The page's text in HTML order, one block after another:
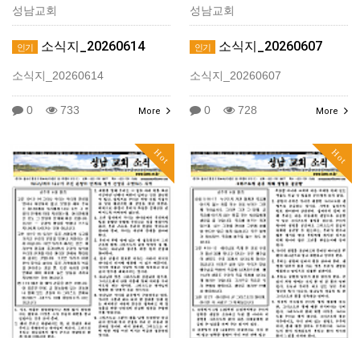
성남교회
인기 소식지_20260614
소식지_20260614
0 733 More
성남교회
인기 소식지_20260607
소식지_20260607
0 728 More
Hot Hot